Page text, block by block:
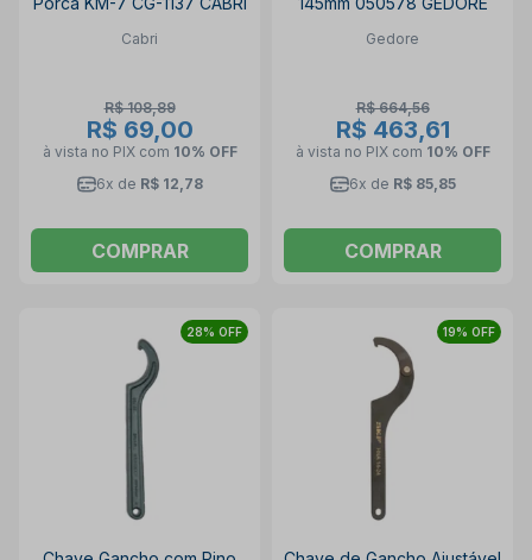
Cabri
R$ 108,89
R$ 69,00
à vista no PIX com 10% OFF
6x de R$ 12,78
COMPRAR
Gedore
R$ 664,56
R$ 463,61
à vista no PIX com 10% OFF
6x de R$ 85,85
COMPRAR
28% OFF 19% OFF